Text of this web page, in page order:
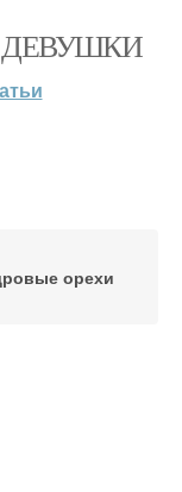
ДЕВУШКИ
орехи